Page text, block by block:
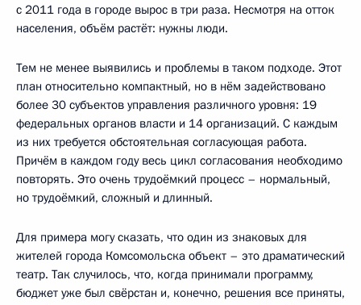
с 2011 года в городе вырос в три раза. Несмотря на отток
населения, объём растёт: нужны люди.
Тем не менее выявились и проблемы в таком подходе. Этот
план относительно компактный, но в нём задействовано
более 30 субъектов управления различного уровня: 19
федеральных органов власти и 14 организаций. С каждым
из них требуется обстоятельная согласующая работа.
Причём в каждом году весь цикл согласования необходимо
повторять. Это очень трудоёмкий процесс – нормальный,
но трудоёмкий, сложный и длинный.
Для примера могу сказать, что один из знаковых для
жителей города Комсомольска объект – это драматический
театр. Так случилось, что, когда принимали программу,
бюджет уже был свёрстан и, конечно, решения все приняты,